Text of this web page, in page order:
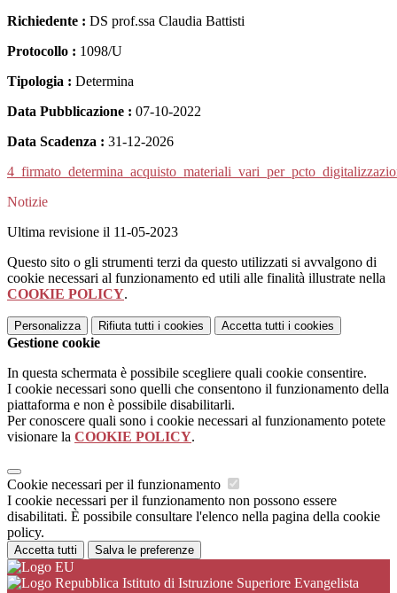
Richiedente : DS prof.ssa Claudia Battisti
Protocollo : 1098/U
Tipologia : Determina
Data Pubblicazione : 07-10-2022
Data Scadenza : 31-12-2026
Notizie
Ultima revisione il 11-05-2023
Questo sito o gli strumenti terzi da questo utilizzati si avvalgono di
cookie necessari al funzionamento ed utili alle finalità illustrate nella
COOKIE POLICY.
Personalizza Rifiuta tutti i cookies Accetta tutti i cookies
Gestione cookie
In questa schermata è possibile scegliere quali cookie consentire.
I cookie necessari sono quelli che consentono il funzionamento della
piattaforma e non è possibile disabilitarli.
Per conoscere quali sono i cookie necessari al funzionamento potete
visionare la COOKIE POLICY.
Cookie necessari per il funzionamento
I cookie necessari per il funzionamento non possono essere
disabilitati. È possibile consultare l'elenco nella pagina della cookie
policy.
Accetta tutti Salva le preferenze
Istituto di Istruzione Superiore Evangelista